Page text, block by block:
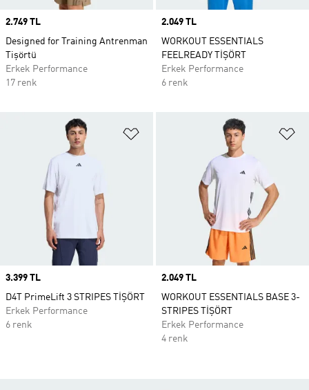
Price
2.749 TL
Designed for Training Antrenman
Tişörtü
Erkek Performance
17 renk
Price
2.049 TL
WORKOUT ESSENTIALS
FEELREADY TİŞÖRT
Erkek Performance
6 renk
Favori Listesine Ekle
Price
3.399 TL
D4T PrimeLift 3 STRIPES TİŞÖRT
Erkek Performance
6 renk
Price
2.049 TL
WORKOUT ESSENTIALS BASE 3-
STRIPES TİŞÖRT
Erkek Performance
4 renk